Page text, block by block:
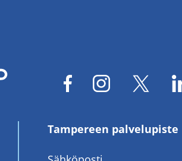
Tampereen palvelupiste